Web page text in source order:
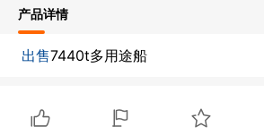
产品详情
出售7440t多用途船